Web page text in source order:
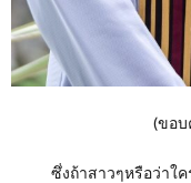
(ขอ
ซึ่งถ้าสาวๆหรือว่าใคร